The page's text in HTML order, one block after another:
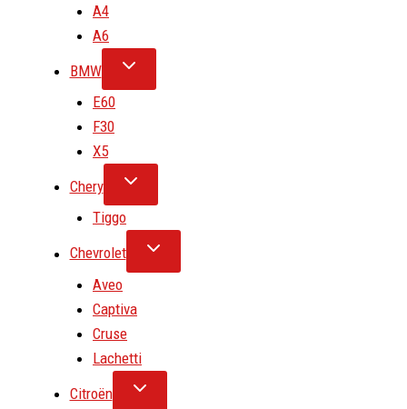
A4
A6
BMW
E60
F30
X5
Chery
Tiggo
Chevrolet
Aveo
Captiva
Cruse
Lachetti
Citroën